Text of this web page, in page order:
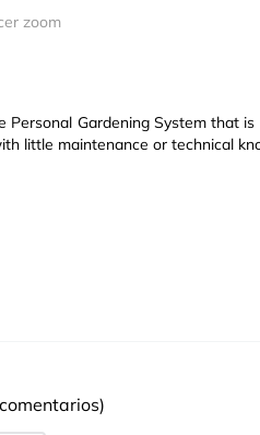
zoom
Personal Gardening System that
little maintenance or technical